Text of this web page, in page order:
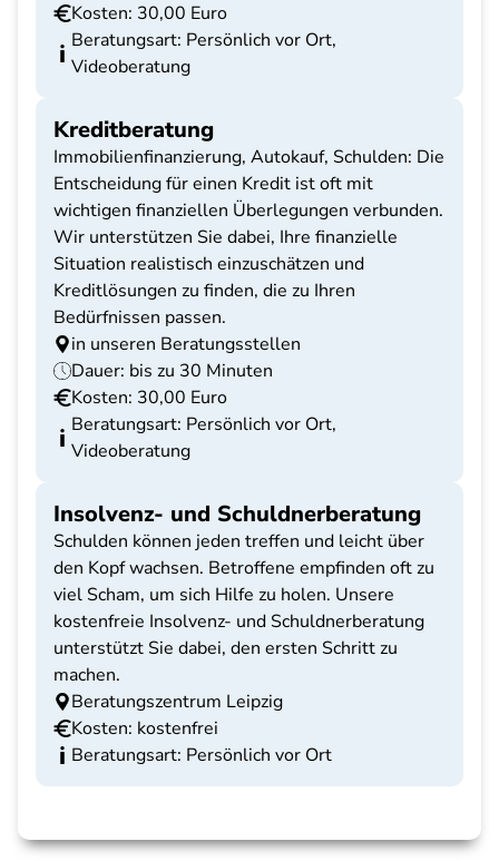
Kosten: 30,00 Euro
Beratungsart: Persönlich vor Ort,
Videoberatung
Kreditberatung
Immobilienfinanzierung, Autokauf, Schulden: Die
Entscheidung für einen Kredit ist oft mit
wichtigen finanziellen Überlegungen verbunden.
Wir unterstützen Sie dabei, Ihre finanzielle
Situation realistisch einzuschätzen und
Kreditlösungen zu finden, die zu Ihren
Bedürfnissen passen.
in unseren Beratungsstellen
Dauer: bis zu 30 Minuten
Kosten: 30,00 Euro
Beratungsart: Persönlich vor Ort,
Videoberatung
Insolvenz- und Schuldnerberatung
Schulden können jeden treffen und leicht über
den Kopf wachsen. Betroffene empfinden oft zu
viel Scham, um sich Hilfe zu holen. Unsere
kostenfreie Insolvenz- und Schuldnerberatung
unterstützt Sie dabei, den ersten Schritt zu
machen.
Beratungszentrum Leipzig
Kosten: kostenfrei
Beratungsart: Persönlich vor Ort